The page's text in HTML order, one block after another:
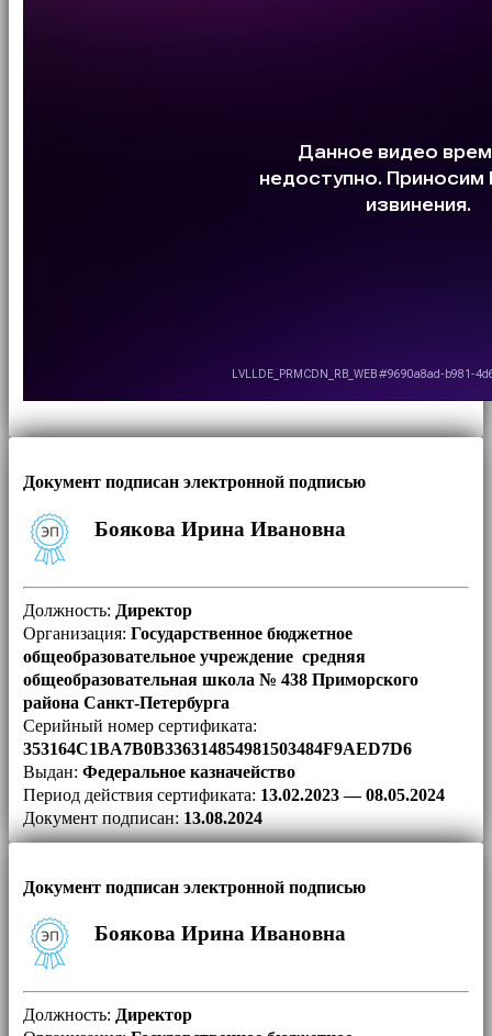
Документ подписан электронной подписью
Боякова Ирина Ивановна
Должность: Директор
Организация: Государственное бюджетное
общеобразовательное учреждение средняя
общеобразовательная школа № 438 Приморского
района Санкт-Петербурга
Серийный номер сертификата:
353164C1BA7B0B336314854981503484F9AED7D6
Выдан: Федеральное казначейство
Период действия сертификата: 13.02.2023 — 08.05.2024
Документ подписан: 13.08.2024
Документ подписан электронной подписью
Боякова Ирина Ивановна
Должность: Директор